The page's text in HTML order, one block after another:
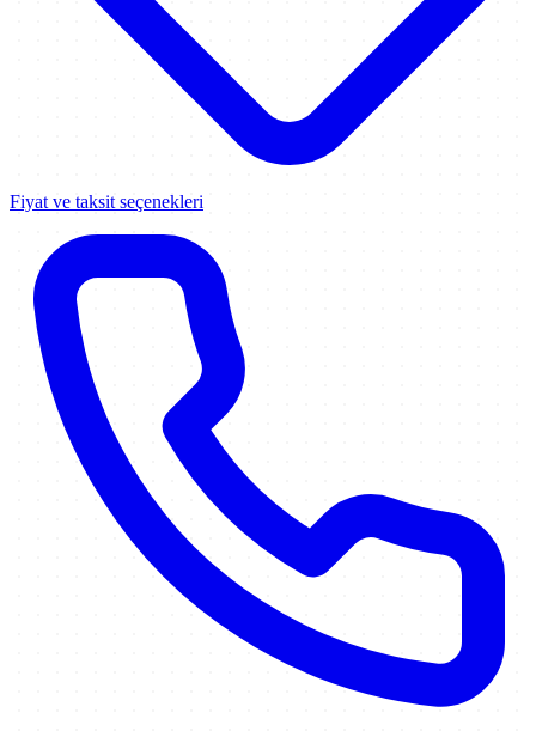
Fiyat ve taksit seçenekleri